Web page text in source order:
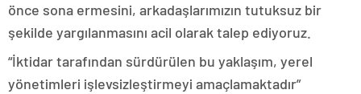
önce sona ermesini, arkadaşlarımızın tutuksuz bir
şekilde yargılanmasını acil olarak talep ediyoruz.
“İktidar tarafından sürdürülen bu yaklaşım, yerel
yönetimleri işlevsizleştirmeyi amaçlamaktadır”